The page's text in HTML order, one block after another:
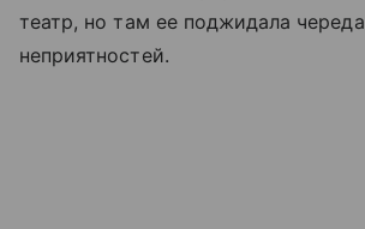
театр, но там ее поджидала череда
неприятностей.